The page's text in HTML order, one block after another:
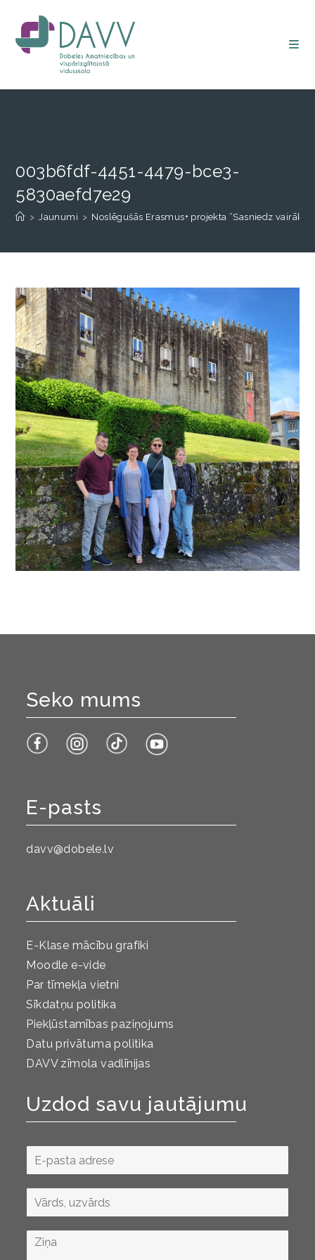
003b6fdf-4451-4479-bce3-
5830aefd7e29
> Jaunumi > Noslēgušās Erasmus+ projekta ”Sasniedz
Seko mums
E-pasts
davv@dobele.lv
Aktuāli
E-Klase mācību grafiki
Moodle e-vide
Par tīmekļa vietni
Sīkdatņu politika
Piekļūstamības paziņojums
Datu privātuma politika
DAVV zīmola vadlīnijas
Uzdod savu jautājumu